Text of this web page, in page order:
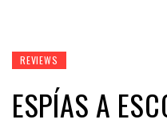
REVIEWS
ESPÍAS A